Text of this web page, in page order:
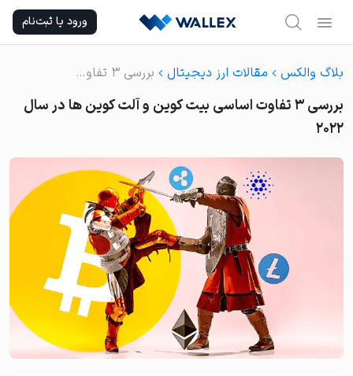
content
ورود یا ثبت‌نام
بلاگ والکس مقالات ارز دیجیتال بررسی 3 تفاوت اساسی بیت کوین و آلت کوین ها در سال 2022
بررسی 3 تفاوت اساسی بیت کوین و آلت کوین ها در سال
2022